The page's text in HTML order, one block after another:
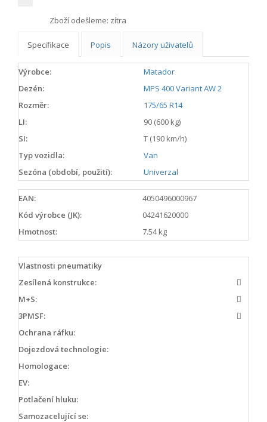
Zboží odešleme: zítra
Specifikace Popis Názory uživatelů
Výrobce:
Matador
Dezén:
MPS 400 Variant AW 2
Rozměr:
175/65 R14
LI:
90 (600 kg)
SI:
T (190 km/h)
Typ vozidla:
Van
Sezóna (období, použití):
Univerzal
EAN:
4050496000967
Kód výrobce (JK):
04241620000
Hmotnost:
7.54 kg
Vlastnosti pneumatiky
Zesílená konstrukce:
M+S:
3PMSF:
Ochrana ráfku:
Dojezdová technologie:
Homologace:
EV:
Potlačení hluku:
Samozacelující se: